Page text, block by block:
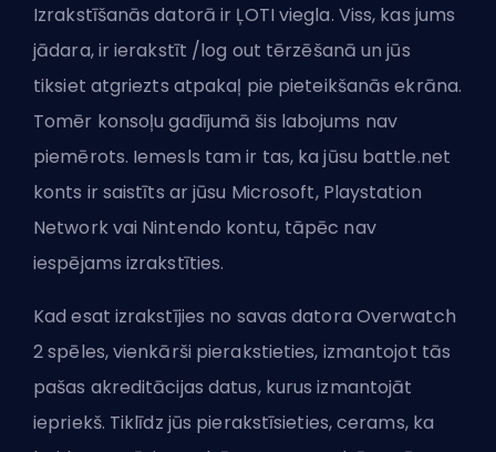
Izrakstīšanās datorā ir ĻOTI viegla. Viss, kas jums
jādara, ir ierakstīt /log out tērzēšanā un jūs
tiksiet atgriezts atpakaļ pie pieteikšanās ekrāna.
Tomēr konsoļu gadījumā šis labojums nav
piemērots. Iemesls tam ir tas, ka jūsu battle.net
konts ir saistīts ar jūsu Microsoft, Playstation
Network vai Nintendo kontu, tāpēc nav
iespējams izrakstīties.
Kad esat izrakstījies no savas datora Overwatch
2 spēles, vienkārši pierakstieties, izmantojot tās
pašas akreditācijas datus, kurus izmantojāt
iepriekš. Tiklīdz jūs pierakstīsieties, cerams, ka